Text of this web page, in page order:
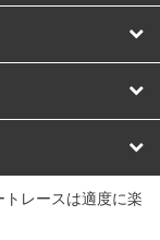
宇都宮競輪場
レースは適度に楽